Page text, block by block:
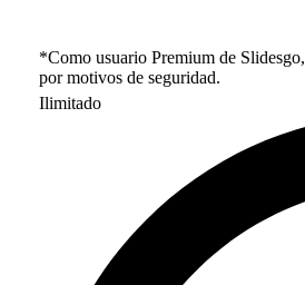
*Como usuario Premium de
por motivos de seguridad.
Ilimitado